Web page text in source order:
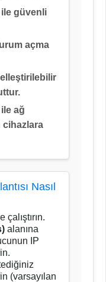
ile güvenli
açma
ile ağ
cihazlara
Nasıl
alanına
IP
(varsayılan